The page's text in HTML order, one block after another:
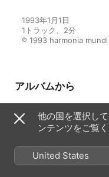
1993年1月1日
1トラック、2分
℗ 1993 harmonia
アルバムから
ジョン
他の国を選択し
ンテンツをご覧
United States